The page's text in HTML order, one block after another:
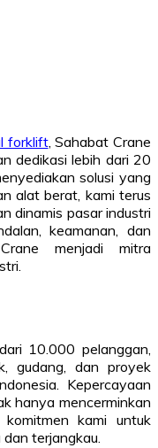
forklift, Sahabat Crane
dedikasi lebih dari 20
solusi yang
alat berat, kami terus
dinamis pasar industri
keamanan, dan
menjadi mitra
10.000 pelanggan,
gudang, dan proyek
Kepercayaan
hanya mencerminkan
kami untuk
terjangkau.